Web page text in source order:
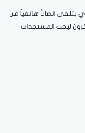
يتلقى اتصالاً هاتفياً من
لبحث المستجدات